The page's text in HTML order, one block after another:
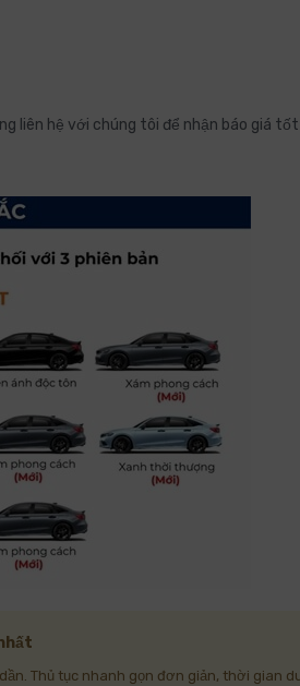
liên hệ với chúng tôi để nhận báo giá
Thủ tục nhanh gọn đơn giản, thời gian